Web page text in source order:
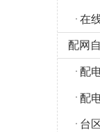
在
配网
配
配
台